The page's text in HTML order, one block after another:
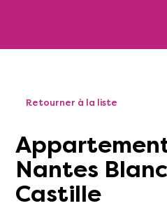
Retourner à la liste
Appartement 4 pièces
Nantes
Castille